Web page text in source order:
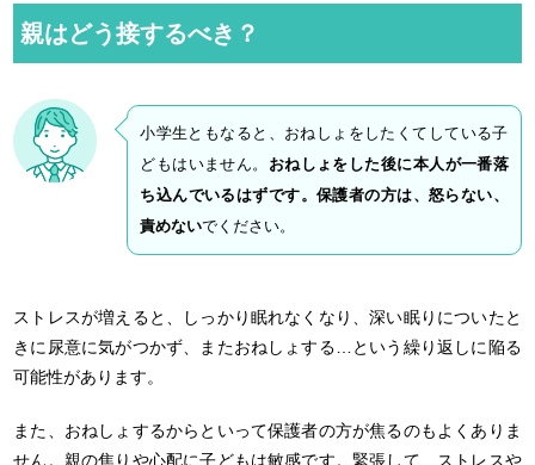
親はどう接するべき？
小学生ともなると、おねしょをしたくてしている子
どもはいません。 おねしょをした後に本人が一番落
ち込んでいるはずです。保護者の方は、怒らない、
責めないでください。
ストレスが増えると、しっかり眠れなくなり、深い眠りについたと
きに尿意に気がつかず、またおねしょする…という繰り返しに陥る
可能性があります。
また、おねしょするからといって保護者の方が焦るのもよくありま
せん。親の焦りや心配に子どもは敏感です。緊張して、ストレスや